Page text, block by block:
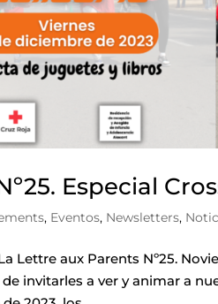
Especial
, Eventos, Newsletters,
Lettre aux Parents Nº25.
invitarles a ver y animar a